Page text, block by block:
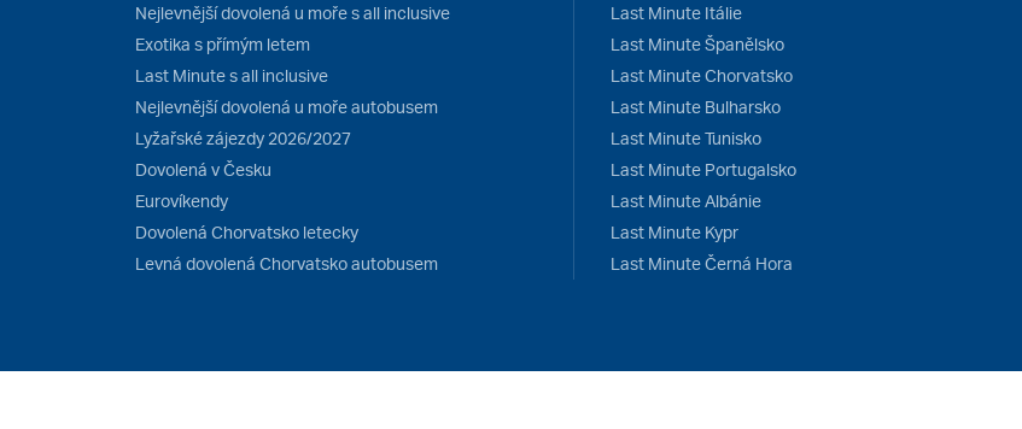
Nejlevnější dovolená u moře s all inclusive
Exotika s přímým letem
Last Minute s all inclusive
Nejlevnější dovolená u moře autobusem
Lyžařské zájezdy 2026/2027
Dovolená v Česku
Eurovíkendy
Dovolená Chorvatsko letecky
Levná dovolená Chorvatsko autobusem
Last Minute Itálie
Last Minute Španělsko
Last Minute Chorvatsko
Last Minute Bulharsko
Last Minute Tunisko
Last Minute Portugalsko
Last Minute Albánie
Last Minute Kypr
Last Minute Černá Hora